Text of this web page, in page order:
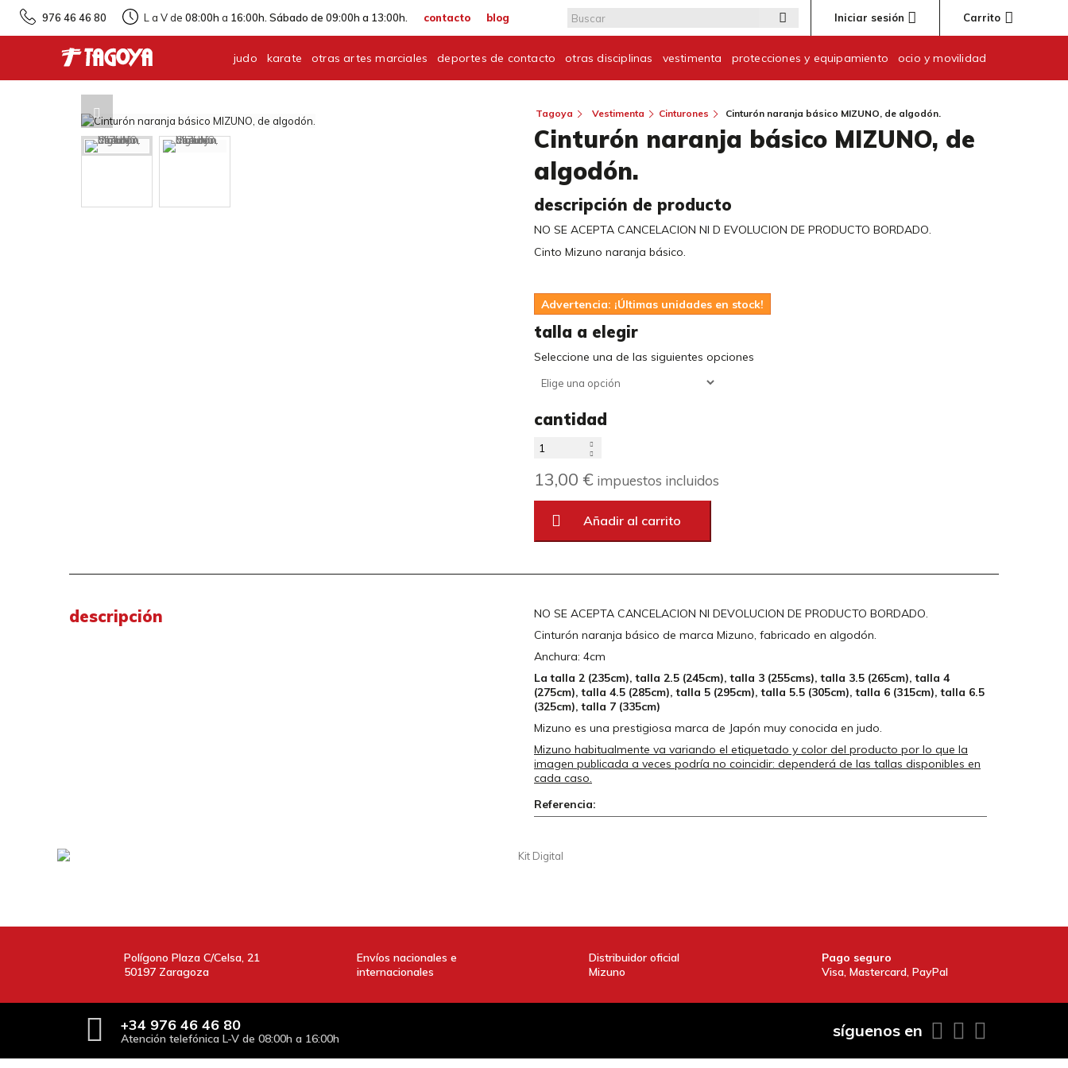
976 46 46 80 L a V de 08:00h a 16:00h. Sábado de 09:00h a 13:00h. contacto blog Iniciar sesión Carrito
judo karate otras artes marciales deportes de contacto otras disciplinas vestimenta protecciones y equipamiento ocio y movilidad
Tagoya Vestimenta Cinturones Cinturón naranja básico MIZUNO, de algodón.
Cinturón naranja básico MIZUNO, de
algodón.
descripción de producto
NO SE ACEPTA CANCELACION NI D EVOLUCION DE PRODUCTO BORDADO.
Cinto Mizuno naranja básico.
Advertencia: ¡Últimas unidades en stock!
talla a elegir
Seleccione una de las siguientes opciones
cantidad
13,00 € impuestos incluidos
Añadir al carrito
descripción
NO SE ACEPTA CANCELACION NI DEVOLUCION DE PRODUCTO BORDADO.
Cinturón naranja básico de marca Mizuno, fabricado en algodón.
Anchura: 4cm
La talla 2 (235cm), talla 2.5 (245cm), talla 3 (255cms), talla 3.5 (265cm), talla 4
(275cm), talla 4.5 (285cm), talla 5 (295cm), talla 5.5 (305cm), talla 6 (315cm), talla 6.5
(325cm), talla 7 (335cm)
Mizuno es una prestigiosa marca de Japón muy conocida en judo.
Mizuno habitualmente va variando el etiquetado y color del producto por lo que la
imagen publicada a veces podría no coincidir: dependerá de las tallas disponibles en
cada caso.
Referencia:
Polígono Plaza C/Celsa, 21
50197 Zaragoza
Envíos nacionales e
internacionales
Distribuidor oficial
Mizuno
Pago seguro
Visa, Mastercard, PayPal
+34 976 46 46 80
Atención telefónica L-V de 08:00h a 16:00h síguenos en